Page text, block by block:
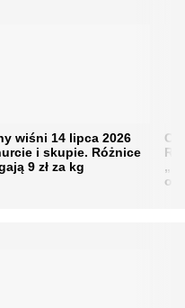
wiśni 14 lipca 2026
i skupie. Różnice
9 zł za kg